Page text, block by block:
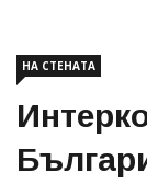
НА СТЕНАТА